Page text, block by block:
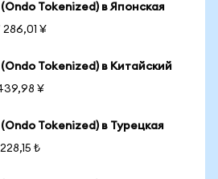
Tokenized) в Японская
¥
Tokenized) в Китайский
¥
Tokenized) в Турецкая
₺